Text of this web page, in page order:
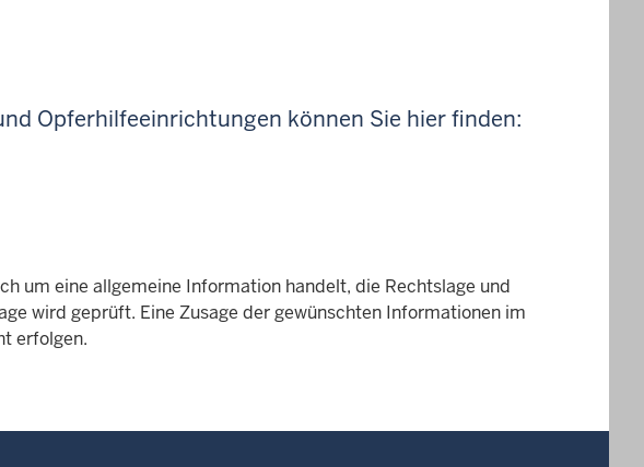
Opferhilfeeinrichtungen können Sie hier finden:
um eine allgemeine Information handelt, die Rechtslage und
wird geprüft. Eine Zusage der gewünschten Informationen im
erfolgen.